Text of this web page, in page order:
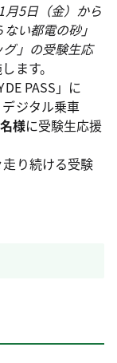
月5日（金）から
い都電の砂」
」の受験生応
ます。
PASS」に
ジタル乗車
様に受験生応援
り続ける受験